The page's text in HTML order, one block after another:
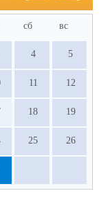
сб вс
4 5
11 12
18 19
25 26